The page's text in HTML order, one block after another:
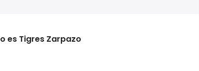
es Tigres Zarpazo